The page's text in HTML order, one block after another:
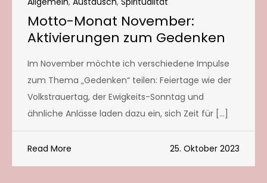
Motto-Monat November:
Aktivierungen zum Gedenken
Im November möchte ich verschiedene Impulse
zum Thema „Gedenken“ teilen: Feiertage wie der
Volkstrauertag, der Ewigkeits-Sonntag und
ähnliche Anlässe laden dazu ein, sich Zeit für […]
Read More 25. Oktober 2023